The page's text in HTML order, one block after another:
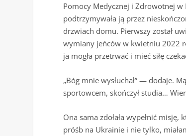
Pomocy Medycznej i Zdrowotnej
podtrzymywała ją przez
drzwiach domu. Pierwszy został
wymiany jeńców w kwietniu 2022
ja mogła przetrwać i mieć siłę
„Bóg mnie wysłuchał” — dodaje.
sportowcem, skończył studia…
Ona sama zdołała wypełnić
próśb na Ukrainie i nie tylko,